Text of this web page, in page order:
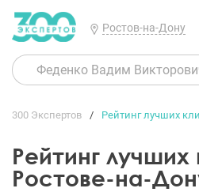
Ростов-на-Дону
300 Экспертов Рейтинг лучших
Рейтинг лучших
Ростове-на-